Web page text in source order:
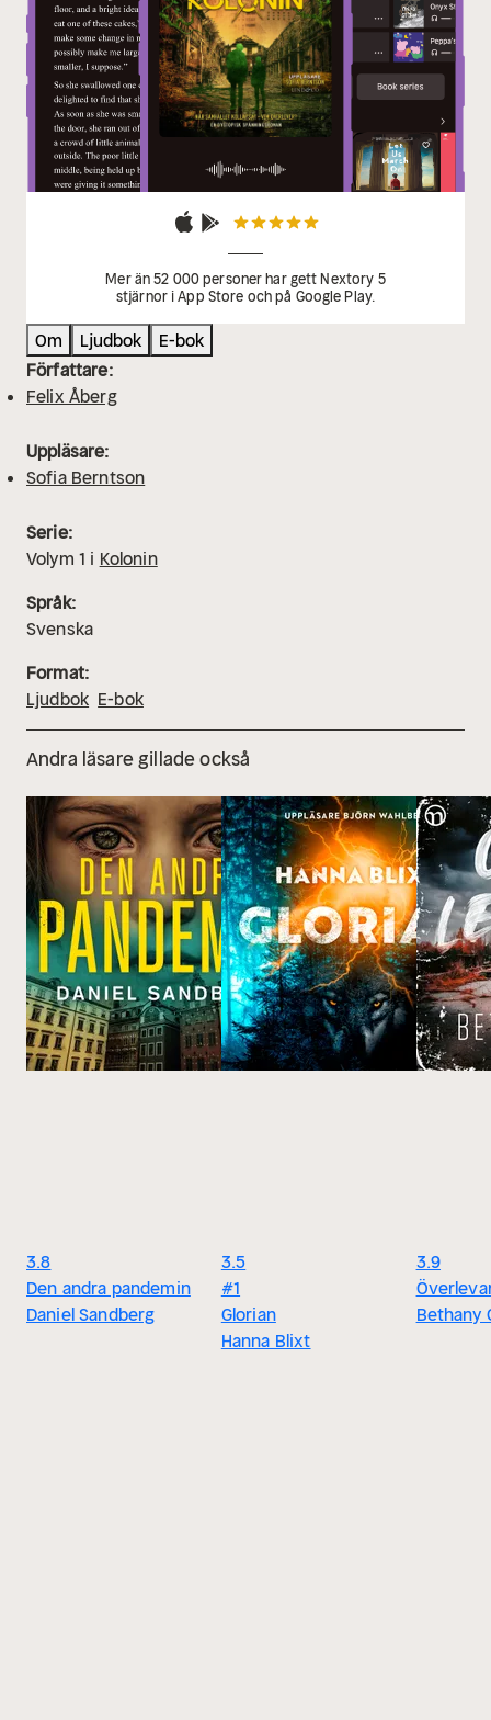
Mer än 52 000 personer har gett Nextory 5
stjärnor i App Store och på Google Play.
Om Ljudbok
E-bok
Författare:
Felix Åberg
Uppläsare:
Sofia Berntson
Serie:
Volym 1 i Kolonin
Språk:
Svenska
Format:
Ljudbok E-bok
Andra läsare gillade också
3.8
Den andra pandemin
Daniel Sandberg
3.5
#1
Glorian
Hanna Blixt
3.9
Bethany